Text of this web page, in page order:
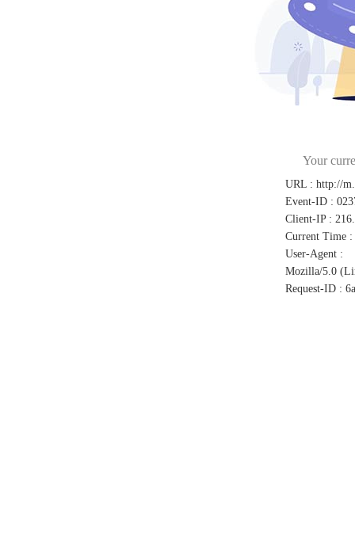
Your
URL : http://
Event-ID :
Client-IP :
Current Time :
User-Agent :
Mozilla/5.0
Request-ID :